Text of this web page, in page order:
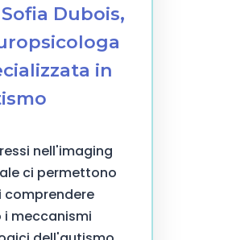
Dubois,
in
nell'imaging
ci permettono
comprendere
i meccanismi